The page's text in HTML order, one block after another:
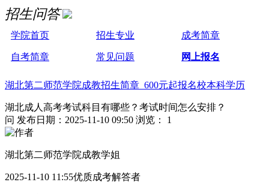
招生问答
学院首页 招生专业 成考简章
自考简章 常见问题 网上报名
湖北第二师范学院成教招生简章 600元起报名校本科学历
湖北成人高考考试科目有哪些？考试时间怎么安排？
问 发布日期：2025-11-10 09:50 浏览： 1
湖北第二师范学院成教学姐
2025-11-10 11:55优质成考解答者